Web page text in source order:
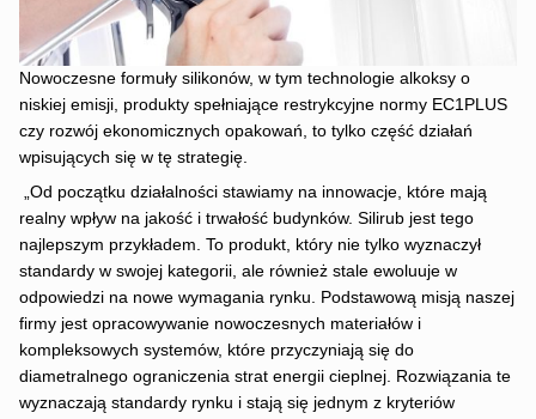
Nowoczesne formuły silikonów, w tym technologie alkoksy o
niskiej emisji, produkty spełniające restrykcyjne normy EC1PLUS
czy rozwój ekonomicznych opakowań, to tylko część działań
wpisujących się w tę strategię.
„Od początku działalności stawiamy na innowacje, które mają
realny wpływ na jakość i trwałość budynków. Silirub jest tego
najlepszym przykładem. To produkt, który nie tylko wyznaczył
standardy w swojej kategorii, ale również stale ewoluuje w
odpowiedzi na nowe wymagania rynku. Podstawową misją naszej
firmy jest opracowywanie nowoczesnych materiałów i
kompleksowych systemów, które przyczyniają się do
diametralnego ograniczenia strat energii cieplnej. Rozwiązania te
wyznaczają standardy rynku i stają się jednym z kryteriów